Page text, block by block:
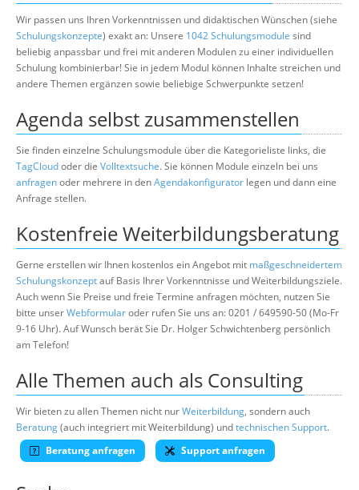
Wir passen uns Ihren Vorkenntnissen und didaktischen Wünschen (siehe
Schulungskonzepte) exakt an: Unsere 1042 Schulungsmodule sind
beliebig anpassbar und frei mit anderen Modulen zu einer individuellen
Schulung kombinierbar! Sie in jedem Modul können Inhalte streichen und
andere Themen ergänzen sowie beliebige Schwerpunkte setzen!
Agenda selbst zusammenstellen
Sie finden einzelne Schulungsmodule über die Kategorieliste links, die
TagCloudoder die Volltextsuche. Sie können Module einzeln bei uns
anfragenoder mehrere in denAgendakonfigurator legen und dann eine
Anfrage stellen.
Kostenfreie Weiterbildungsberatung
Gerne erstellen wir Ihnen kostenlos ein Angebot mit maßgeschneidertem
Schulungskonzeptauf Basis Ihrer Vorkenntnisse und Weiterbildungsziele.
Auch wenn Sie Preise und freie Termine anfragen möchten, nutzen Sie
bitte unserWebformularoder rufen Sie uns an: 0201 / 649590-50 (Mo-Fr
9-16 Uhr). Auf Wunsch berät Sie Dr. Holger Schwichtenberg persönlich
am Telefon!
Alle Themen auch als Consulting
Wir bieten zu allen Themen nicht nurWeiterbildung, sondern auch
Beratung(auch integriert mit Weiterbildung) undtechnischen Support.
Beratung anfragen
Support anfragen